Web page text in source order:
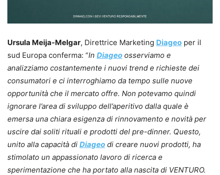
Ursula Meija-Melgar, Direttrice Marketing Diageo per il
sud Europa conferma: “In Diageo osserviamo e
analizziamo costantemente i nuovi trend e richieste dei
consumatori e ci interroghiamo da tempo sulle nuove
opportunità che il mercato offre. Non potevamo quindi
ignorare l’area di sviluppo dell’aperitivo dalla quale è
emersa una chiara esigenza di rinnovamento e novità per
uscire dai soliti rituali e prodotti del pre-dinner. Questo,
unito alla capacità di Diageo di creare nuovi prodotti, ha
stimolato un appassionato lavoro di ricerca e
sperimentazione che ha portato alla nascita di VENTURO.